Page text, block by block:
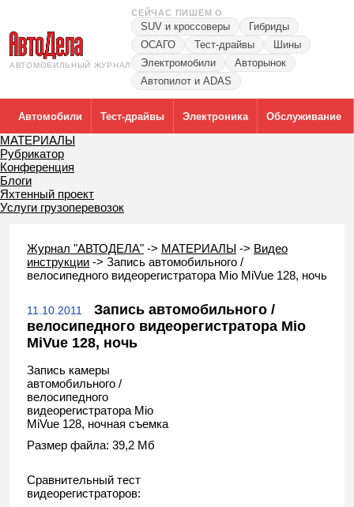
АВТОМОБИЛЬНЫЙ ЖУРНАЛ
СЕЙЧАС ПИШЕМ О
SUV и кроссоверы
Гибриды
ОСАГО
Тест-драйвы
Шины
Электромобили
Авторынок
Автопилот и ADAS
Автомобили Тест-драйвы Электроника Обслуживание
МАТЕРИАЛЫ
Рубрикатор
Конференция
Блоги
Яхтенный проект
Услуги грузоперевозок
Журнал "АВТОДЕЛА" -> МАТЕРИАЛЫ -> Видео
инструкции -> Запись автомобильного /
велосипедного видеорегистратора Mio MiVue 128, ночь
11.10.2011
Запись автомобильного /
велосипедного видеорегистратора Mio
MiVue 128, ночь
Запись камеры
автомобильного /
велосипедного
видеорегистратора Mio
MiVue 128, ночная съемка
Размер файла: 39,2 Мб
Сравнительный тест
видеорегистраторов: